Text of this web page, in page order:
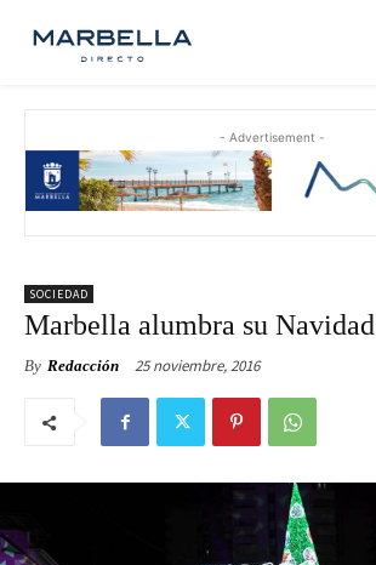
- Advertisement -
SOCIEDAD
Marbella alumbra su Navidad
By Redacción 25 noviembre, 2016